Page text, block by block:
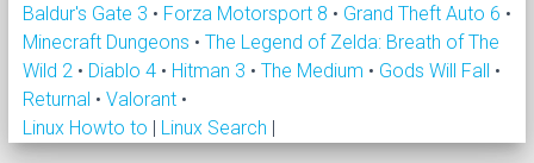
Baldur's Gate 3 • Forza Motorsport 8 • Grand Theft Auto 6 •
Minecraft Dungeons • The Legend of Zelda: Breath of The
Wild 2 • Diablo 4 • Hitman 3 • The Medium • Gods Will Fall •
Returnal • Valorant •
Linux Howto to | Linux Search |